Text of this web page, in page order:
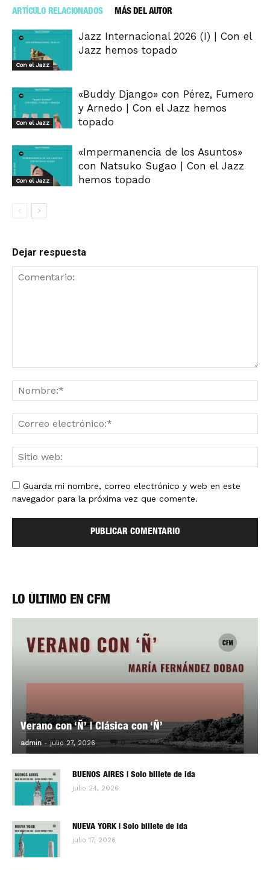
ARTÍCULO RELACIONADOS MÁS DEL AUTOR
Con el Jazz
Jazz Internacional 2026 (I) | Con el
Jazz hemos topado
Con el Jazz
«Buddy Django» con Pérez, Fumero
y Arnedo | Con el Jazz hemos
topado
Con el Jazz
«Impermanencia de los Asuntos»
con Natsuko Sugao | Con el Jazz
hemos topado
Dejar respuesta
Guarda mi nombre, correo electrónico y web en este
navegador para la próxima vez que comente.
LO ÚLTIMO EN CFM
Verano con ‘Ñ’ | Clásica con ‘Ñ’
admin - julio 27, 2026 0
BUENOS AIRES | Solo billete de ida
julio 24, 2026
NUEVA YORK | Solo billete de ida
julio 17, 2026